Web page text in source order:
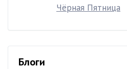
Чёрная Пятница
Блоги